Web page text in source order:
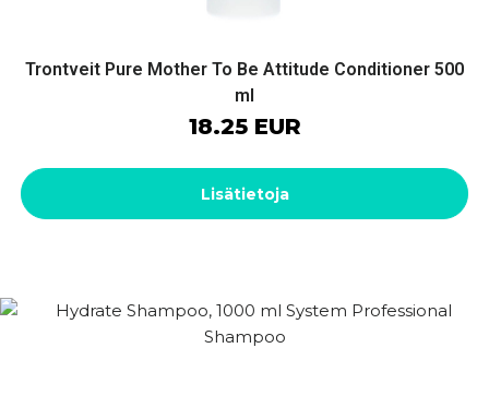
Trontveit Pure Mother To Be Attitude Conditioner 500
ml
18.25 EUR
Lisätietoja